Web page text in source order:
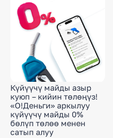
Күйүүчү майды азыр
куюп – кийин төлөңүз!
«О!Деньги» аркылуу
күйүүчү майды 0%
бөлүп төлөө менен
сатып алуу